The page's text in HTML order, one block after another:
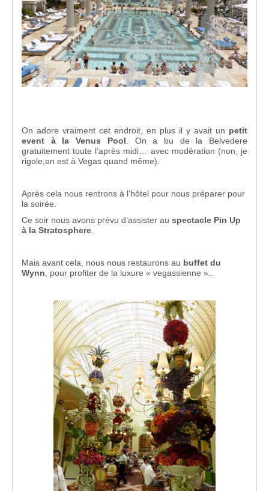
On adore vraiment cet endroit, en plus il y avait un petit
event à la Venus Pool . On a bu de la Belvedere
gratuitement toute l’après midi… avec modération (non, je
rigole,on est à Vegas quand même).
Après cela nous rentrons à l’hôtel pour nous préparer pour
la soirée.
Ce soir nous avons prévu d’assister au spectacle Pin Up
à la Stratosphere
Mais avant cela, nous nous restaurons au buffet du
Wynn , pour profiter de la luxure « vegassienne »..